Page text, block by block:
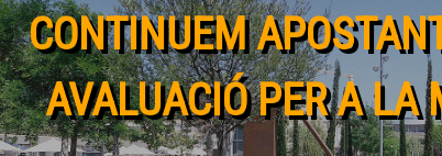
CONTINUEM
AVALUACIÓ PER A LA